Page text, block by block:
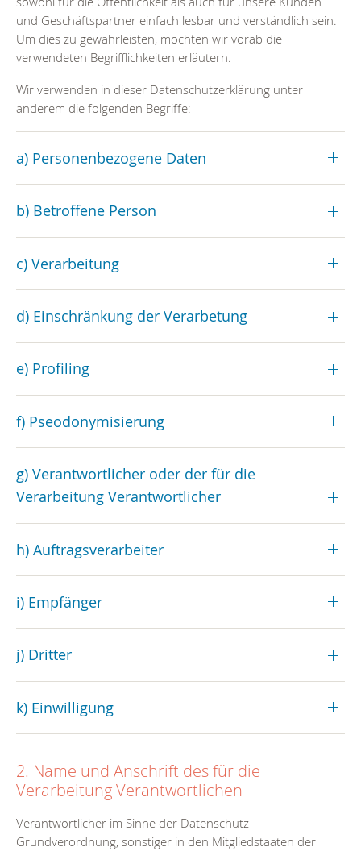
und Geschäftspartner einfach lesbar und verständlich sein.
Um dies zu gewährleisten, möchten wir vorab die
verwendeten Begrifflichkeiten erläutern.
Wir verwenden in dieser Datenschutzerklärung unter
anderem die folgenden Begriffe:
a) Personenbezogene Daten
b) Betroffene Person
c) Verarbeitung
d) Einschränkung der Verarbetung
e) Profiling
f) Pseodonymisierung
g) Verantwortlicher oder der für die
Verarbeitung Verantwortlicher
h) Auftragsverarbeiter
i) Empfänger
j) Dritter
k) Einwilligung
2. Name und Anschrift des für die
Verarbeitung Verantwortlichen
Verantwortlicher im Sinne der Datenschutz-
Grundverordnung, sonstiger in den Mitgliedstaaten der